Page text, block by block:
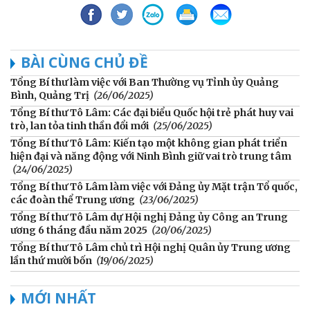
BÀI CÙNG CHỦ ĐỀ
Tổng Bí thư làm việc với Ban Thường vụ Tỉnh ủy Quảng
Bình, Quảng Trị (26/06/2025)
Tổng Bí thư Tô Lâm: Các đại biểu Quốc hội trẻ phát huy vai
trò, lan tỏa tinh thần đổi mới (25/06/2025)
Tổng Bí thư Tô Lâm: Kiến tạo một không gian phát triển
hiện đại và năng động với Ninh Bình giữ vai trò trung tâm
(24/06/2025)
Tổng Bí thư Tô Lâm làm việc với Đảng ủy Mặt trận Tổ quốc,
các đoàn thể Trung ương (23/06/2025)
Tổng Bí thư Tô Lâm dự Hội nghị Đảng ủy Công an Trung
ương 6 tháng đầu năm 2025 (20/06/2025)
Tổng Bí thư Tô Lâm chủ trì Hội nghị Quân ủy Trung ương
lần thứ mười bốn (19/06/2025)
MỚI NHẤT